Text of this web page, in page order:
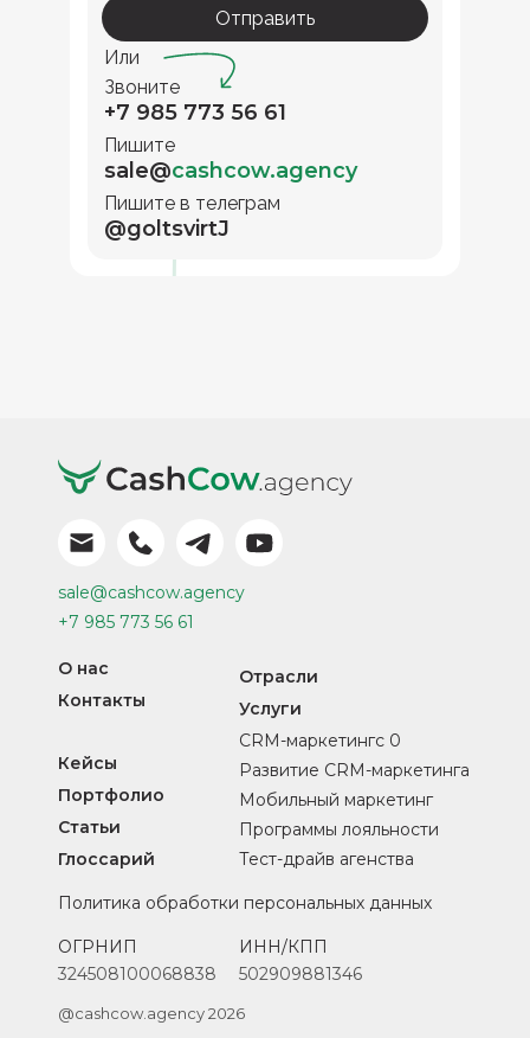
Отправить
Или
@goltsvirtJ
Пишите в телеграм
sale@cashcow.agency
Пишите
+7 985 773 56 61
Звоните
@cashcow.agency 2026
Политика обработки персональных данных
Тест-драйв агенства
Программы лояльности
Мобильный маркетинг
Развитие CRM-маркетинга
CRM-маркетингс 0
+7 985 773 56 61
sale@cashcow.agency
ОГРНИП
324508100068838
Контакты
Статьи
Глоссарий
Портфолио
Отрасли
Кейсы
Услуги
О нас
ИНН/КПП
502909881346